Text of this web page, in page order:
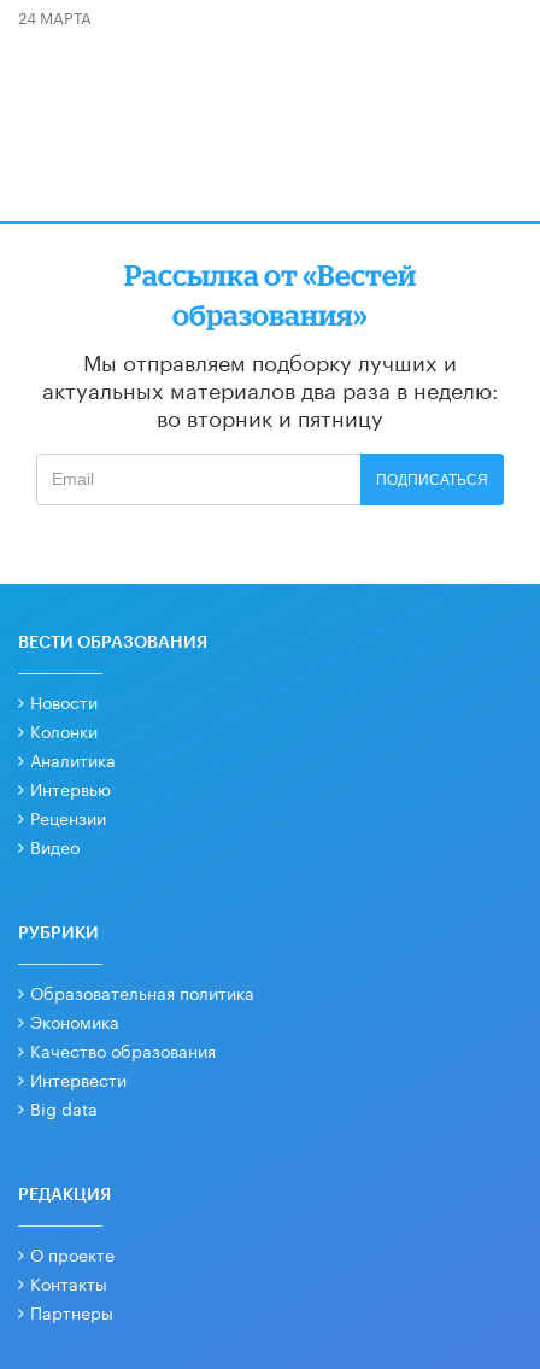
24 МАРТА
Рассылка от «Вестей
образования»
Мы отправляем подборку лучших и
актуальных материалов два раза в неделю:
во вторник и пятницу
ПОДПИСАТЬСЯ
ВЕСТИ ОБРАЗОВАНИЯ
Новости
Колонки
Аналитика
Интервью
Рецензии
Видео
РУБРИКИ
Образовательная политика
Экономика
Качество образования
Интервести
Big data
РЕДАКЦИЯ
О проекте
Контакты
Партнеры